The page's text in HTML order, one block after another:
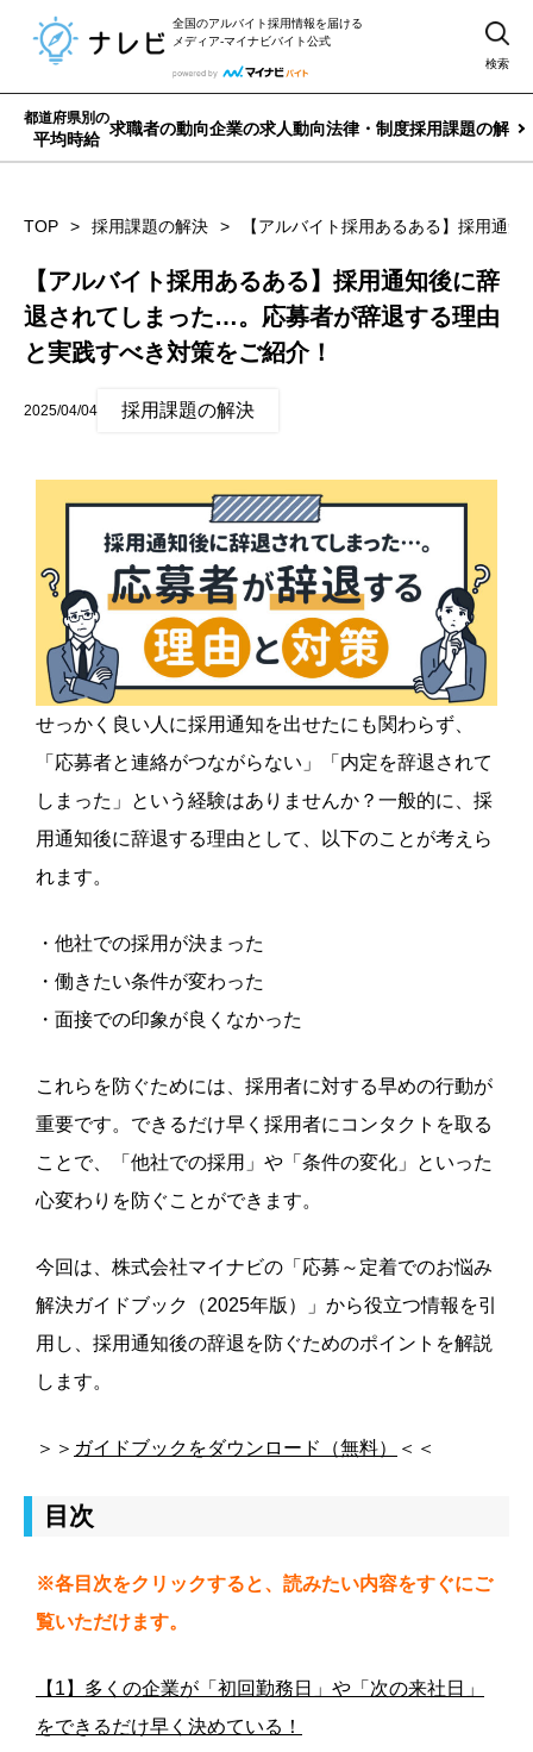
全国のアルバイト採用情報を届ける
メディア-マイナビバイト公式
検索
都道府県別の
平均時給
求職者の動向企業の求人動向法律・制度採用課題の解決
TOP 採用課題の解決 【アルバイト採用あるある】採用通
【アルバイト採用あるある】採用通知後に辞
退されてしまった…。応募者が辞退する理由
と実践すべき対策をご紹介！
2025/04/04 採用課題の解決
せっかく良い人に採用通知を出せたにも関わらず、
「応募者と連絡がつながらない」「内定を辞退されて
しまった」という経験はありませんか？一般的に、採
用通知後に辞退する理由として、以下のことが考えら
れます。
・他社での採用が決まった
・働きたい条件が変わった
・面接での印象が良くなかった
これらを防ぐためには、採用者に対する早めの行動が
重要です。できるだけ早く採用者にコンタクトを取る
ことで、「他社での採用」や「条件の変化」といった
心変わりを防ぐことができます。
今回は、株式会社マイナビの「応募～定着でのお悩み
解決ガイドブック（2025年版）」から役立つ情報を引
用し、採用通知後の辞退を防ぐためのポイントを解説
します。
＞＞ ガイドブックをダウンロード（無料） ＜＜
目次
※各目次をクリックすると、読みたい内容をすぐにご
覧いただけます。
【1】多くの企業が「初回勤務日」や「次の来社日」
をできるだけ早く決めている！